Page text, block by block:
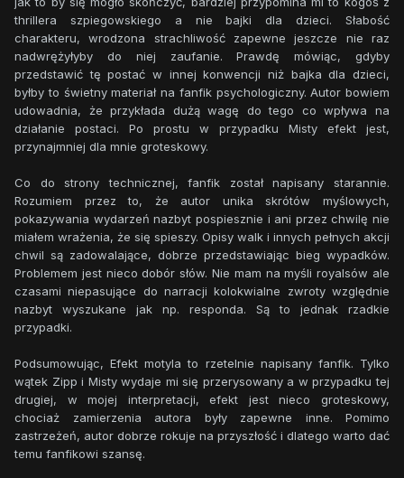
thrillera szpiegowskiego a nie bajki dla dzieci. Słabość
charakteru, wrodzona strachliwość zapewne jeszcze nie raz
nadwrężyłyby do niej zaufanie. Prawdę mówiąc, gdyby
przedstawić tę postać w innej konwencji niż bajka dla dzieci,
byłby to świetny materiał na fanfik psychologiczny. Autor bowiem
udowadnia, że przykłada dużą wagę do tego co wpływa na
działanie postaci. Po prostu w przypadku Misty efekt jest,
przynajmniej dla mnie groteskowy.
Co do strony technicznej, fanfik został napisany starannie.
Rozumiem przez to, że autor unika skrótów myślowych,
pokazywania wydarzeń nazbyt pospiesznie i ani przez chwilę nie
miałem wrażenia, że się spieszy. Opisy walk i innych pełnych akcji
chwil są zadowalające, dobrze przedstawiając bieg wypadków.
Problemem jest nieco dobór słów. Nie mam na myśli royalsów ale
czasami niepasujące do narracji kolokwialne zwroty względnie
nazbyt wyszukane jak np. responda. Są to jednak rzadkie
przypadki.
Podsumowując, Efekt motyla to rzetelnie napisany fanfik. Tylko
wątek Zipp i Misty wydaje mi się przerysowany a w przypadku tej
drugiej, w mojej interpretacji, efekt jest nieco groteskowy,
chociaż zamierzenia autora były zapewne inne. Pomimo
zastrzeżeń, autor dobrze rokuje na przyszłość i dlatego warto dać
temu fanfikowi szansę.